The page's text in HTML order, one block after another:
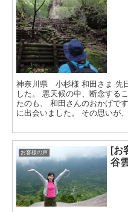
神奈川県 小杉様 和田さま 先
した。 悪天候の中、断念する
たのも、 和田さんのおかげで
に出会いました。 その思いが
お客様の声
[お
谷